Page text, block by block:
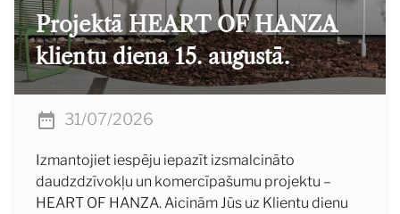
Projektā HEART OF HANZA
klientu diena 15. augustā.
31/07/2026
Izmantojiet iespēju iepazīt izsmalcināto
daudzdzīvokļu un komercīpašumu projektu –
HEART OF HANZA. Aicinām Jūs uz Klientu dienu